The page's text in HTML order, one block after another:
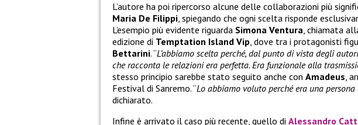
L’autore ha poi ripercorso alcune delle collaborazioni più
Maria De Filippi, spiegando che ogni scelta risponde
L’esempio più evidente riguarda Simona Ventura, chiamata
edizione di Temptation Island Vip, dove tra i protagonisti
Bettarini. “L’abbiamo scelta perché, dal punto di vista degli
che racconta le relazioni era perfetta. Era funzionale alla
stesso principio sarebbe stato seguito anche con Amadeus,
Festival di Sanremo. “Lo abbiamo voluto perché era una
dichiarato.
Infine è arrivato il caso più recente, quello di Alessandro